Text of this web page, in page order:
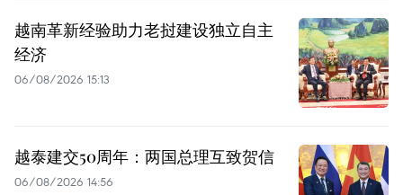
越南革新经验助力老挝建设独立自主
经济
06/08/2026 15:13
越泰建交50周年：两国总理互致贺信
06/08/2026 14:56